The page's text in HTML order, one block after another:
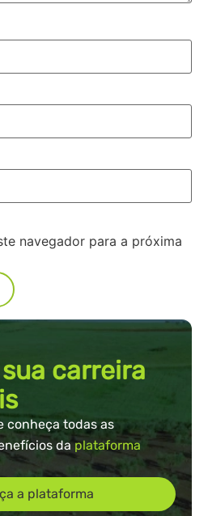
navegador para a próxima
carreira
conheça todas as
daplataforma
a plataforma